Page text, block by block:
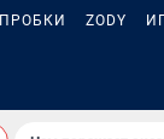
ПРОБКИ ZODY